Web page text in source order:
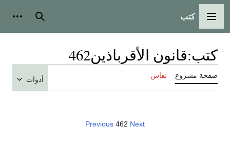
القائمة الرئيسية
كتب بحث
كتب:قانون الأقرباذين462
صفحة مشروع نقاش أدوات
Previous 462 Next